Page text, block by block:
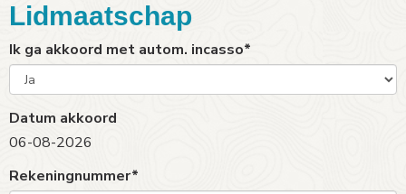
Lidmaatschap
Ik ga akkoord met autom. incasso*
Datum akkoord
06-08-2026
Rekeningnummer*